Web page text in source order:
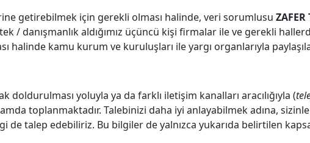
getirebilmek için gerekli olması halinde, veri sorumlusu
/ danışmanlık aldığımız üçüncü kişi firmalar ile ve gerekli
halinde kamu kurum ve kuruluşları ile yargı organlarıyla
yoluyla ya da farklı iletişim kanalları aracılığıyla (
toplanmaktadır. Talebinizi daha iyi anlayabilmek adına,
de talep edebiliriz. Bu bilgiler de yalnızca yukarıda belirtilen